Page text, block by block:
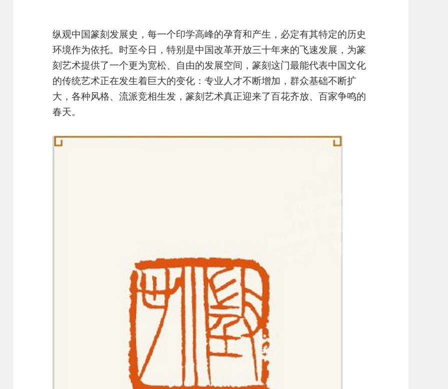
纵观中国篆刻发展史，每一个印学高峰的孕育和产生，必定有其特定的历史
环境作为依托。时至今日，特别是中国改革开放三十年来的飞速发展，为篆
刻艺术提供了一个更为宽松、自由的发展空间，篆刻这门最能代表中国文化
的传统艺术正在发生着巨大的变化：专业人才不断增加，群众基础不断扩
大，各种风格、流派竞相生发，篆刻艺术真正迎来了百花齐放、百家争鸣的
春天。